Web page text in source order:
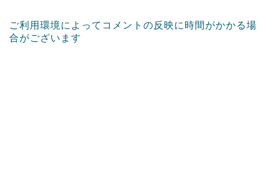
ご利用環境によってコメントの反映に時間がかかる場
合がございます